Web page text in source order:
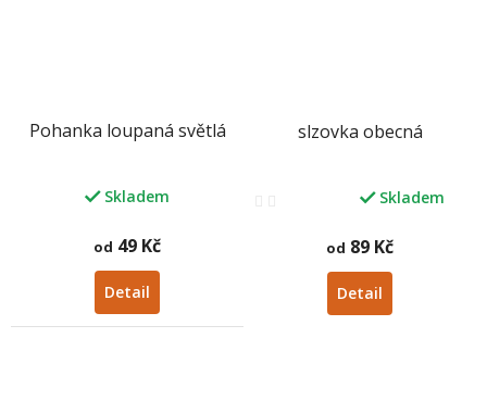
Pohanka loupaná světlá
Skladem
od 49 Kč
Detail
slzovka obecná
Skladem
od 89 Kč
Detail